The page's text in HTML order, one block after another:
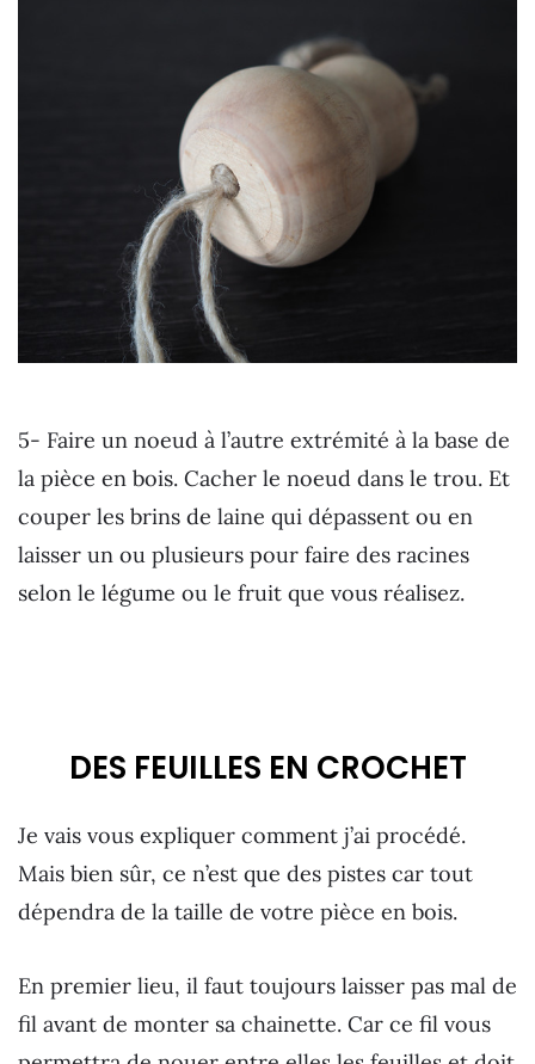
5- Faire un noeud à l’autre extrémité à la base de
la pièce en bois. Cacher le noeud dans le trou. Et
couper les brins de laine qui dépassent ou en
laisser un ou plusieurs pour faire des racines
selon le légume ou le fruit que vous réalisez.
DES FEUILLES EN CROCHET
Je vais vous expliquer comment j’ai procédé.
Mais bien sûr, ce n’est que des pistes car tout
dépendra de la taille de votre pièce en bois.
En premier lieu, il faut toujours laisser pas mal de
fil avant de monter sa chainette. Car ce fil vous